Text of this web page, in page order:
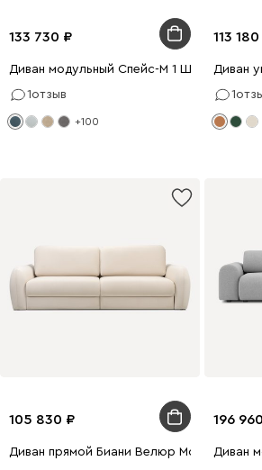
133 730
Диван модульный Спейс-М 1 Шенилл
1отзыв
+100
113 180
Диван
1
105 830
Диван прямой Биани Велюр Молочный
196 960
Диван